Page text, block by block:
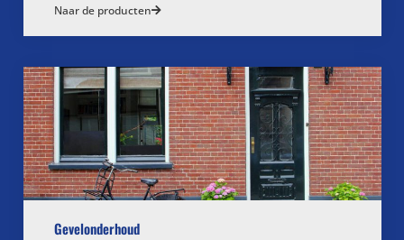
Naar de producten
Gevelonderhoud